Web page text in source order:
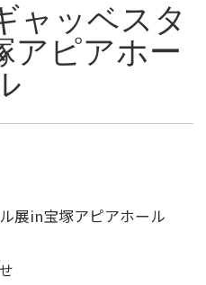
ャッベスタ
アピアホー
展in宝塚アピアホール